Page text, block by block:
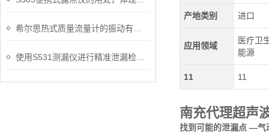
产地类别 进口
应用领域
医疗卫
能源
11 11
南充代理超声
找到可能的泄漏点 —气